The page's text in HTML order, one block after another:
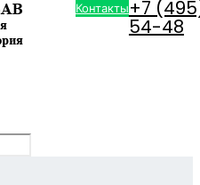
Контакты+7
54-48